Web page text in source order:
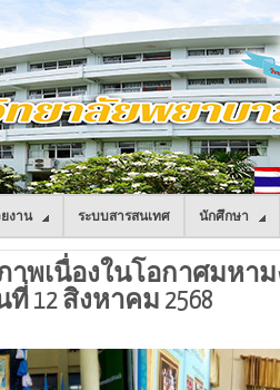
งาน ระบบสารสนเทศ นักศึกษา
พเนื่องในโอกาศมหา
12 สิงหาคม 2568